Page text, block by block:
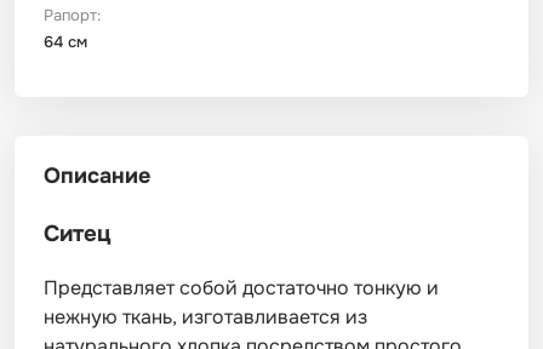
Рапорт:
64 см
Описание
Ситец
Представляет собой достаточно тонкую и
нежную ткань, изготавливается из